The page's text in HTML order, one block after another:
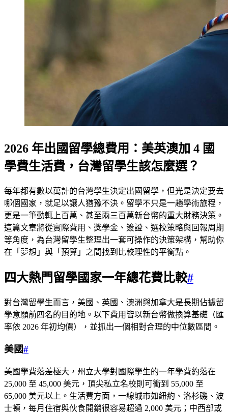
2026 年出國留學總費用：美英澳加 4 國
學費生活費，台灣留學生該怎麼選？
每年都有數以萬計的台灣學生決定出國留學，但光是決定要去
哪個國家，就足以讓人猶豫不決。留學不只是一趟學術旅程，
更是一筆動輒上百萬、甚至兩三百萬新台幣的重大財務決策。
這篇文章將從實際費用、獎學金、簽證、選校策略與回報周期
等角度，為台灣留學生整理出一套可操作的決策架構，幫助你
在「夢想」與「預算」之間找到比較理性的平衡點。
四大熱門留學國家一年總花費比較#
對台灣留學生而言，美國、英國、澳洲與加拿大是長期佔據留
學意願前四名的目的地。以下費用皆以新台幣做換算基礎（匯
率依 2026 年初均價），並抓出一個相對合理的中位數區間。
美國#
美國學費落差極大，州立大學對國際學生的一年學費約落在
25,000 至 45,000 美元，頂尖私立名校則可衝到 55,000 至
65,000 美元以上。生活費方面，一線城市如紐約、洛杉磯、波
士頓，每月住宿與伙食開銷很容易超過 2,000 美元；中西部或